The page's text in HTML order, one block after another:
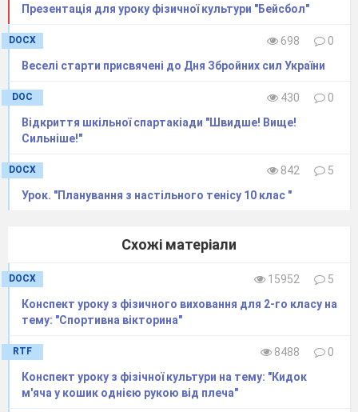
маленьким гумовим
м’ячем голими руками в
ігрове поле - квадрат), а
потім біг проти
годинникової стрілки
навколо чотирьох баз (13
м одна від одної),
квадрата, щоб зарахувати
біг, тоді як команда захисту
намагається усунути
(«вийти») гравців нападу,
перш ніж вони завершити
свою подорож навколо
Презентація для уроку фізичної культури "Бейсбол"
DOCX 698
0
Веселі старти присвячені до Дня Збройних сил України
DOC 430
0
Відкриття шкільної спартакіади "Швидше! Вище!
Сильніше!"
DOCX 842
5
Урок. "Планування з настільного тенісу 10 клас "
Схожі матеріали
DOCX 15952
5
Конспект уроку з фізичного виховання для 2-го класу на
тему: "Спортивна вікторина"
RTF 8488
0
Конспект уроку з фізічної культури на тему: "Кидок
м'яча у кошик однiєю рукою вiд плеча"